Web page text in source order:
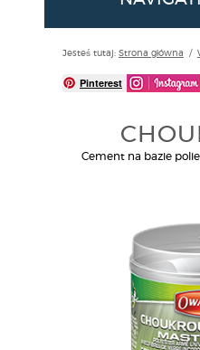
Jesteś tutaj: Strona główna /
Pinterest
Cement na bazie